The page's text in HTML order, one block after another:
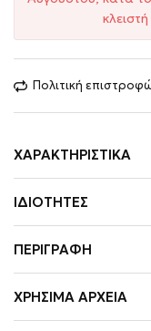
Πολιτική
ΧΑΡΑΚΤΗΡΙΣΤΙΚΆ
ΙΔΙΌΤΗΤΕΣ
ΠΕΡΙΓΡΑΦΉ
ΧΡΉΣΙΜΑ ΑΡΧΕΊΑ